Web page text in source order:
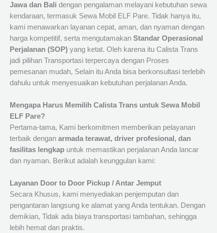
Jawa dan Bali dengan pengalaman melayani kebutuhan sewa
kendaraan, termasuk Sewa Mobil ELF Pare. Tidak hanya itu,
kami menawarkan layanan cepat, aman, dan nyaman dengan
harga kompetitif, serta mengutamakan Standar Operasional
Perjalanan (SOP) yang ketat. Oleh karena itu Calista Trans
jadi pilihan Transportasi terpercaya dengan Proses
pemesanan mudah, Selain itu Anda bisa berkonsultasi terlebih
dahulu untuk menyesuaikan kebutuhan perjalanan Anda.
Mengapa Harus Memilih Calista Trans untuk Sewa Mobil
ELF Pare?
Pertama-tama, Kami berkomitmen memberikan pelayanan
terbaik dengan armada terawat, driver profesional, dan
fasilitas lengkap untuk memastikan perjalanan Anda lancar
dan nyaman. Berikut adalah keunggulan kami:
Layanan Door to Door Pickup / Antar Jemput
Secara Khusus, kami menyediakan penjemputan dan
pengantaran langsung ke alamat yang Anda tentukan. Dengan
demikian, Tidak ada biaya transportasi tambahan, sehingga
lebih hemat dan praktis.